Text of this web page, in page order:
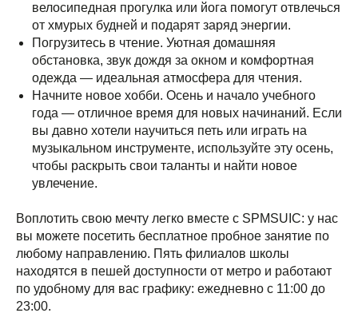
велосипедная прогулка или йога помогут отвлечься
от хмурых будней и подарят заряд энергии.
Погрузитесь в чтение. Уютная домашняя
обстановка, звук дождя за окном и комфортная
одежда — идеальная атмосфера для чтения.
Начните новое хобби. Осень и начало учебного
года — отличное время для новых начинаний. Если
вы давно хотели научиться петь или играть на
музыкальном инструменте, используйте эту осень,
чтобы раскрыть свои таланты и найти новое
увлечение.
Воплотить свою мечту легко вместе с SPMSUIC: у нас
вы можете посетить бесплатное пробное занятие по
любому направлению. Пять филиалов школы
находятся в пешей доступности от метро и работают
по удобному для вас графику: ежедневно с 11:00 до
23:00.